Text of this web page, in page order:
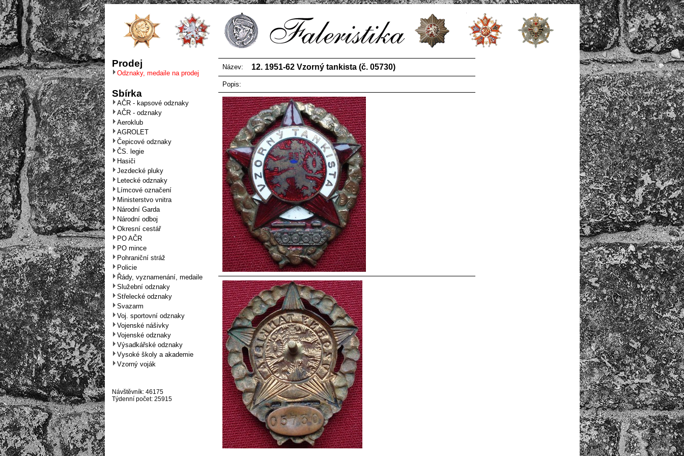
Prodej
Odznaky, medaile na prodej
Sbírka
AČR - kapsové odznaky
AČR - odznaky
Aeroklub
AGROLET
Čepicové odznaky
ČS. legie
Hasiči
Jezdecké pluky
Letecké odznaky
Límcové označení
Ministerstvo vnitra
Národní Garda
Národní odboj
Okresní cestář
PO AČR
PO mince
Pohraniční stráž
Policie
Řády, vyznamenání, medaile
Služební odznaky
Střelecké odznaky
Svazarm
Voj. sportovní odznaky
Vojenské nášivky
Vojenské odznaky
Výsadkářské odznaky
Vysoké školy a akademie
Vzorný voják
Návštěvník: 46175
Týdenní počet: 25915
Název: 12. 1951-62 Vzorný tankista (č. 05730)
Popis: